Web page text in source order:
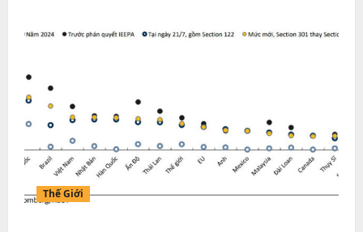
Thế Giới